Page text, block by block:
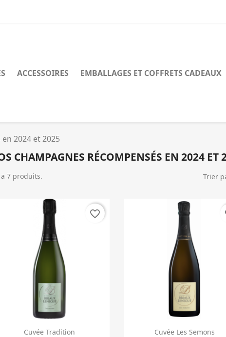
ACCESSOIRES EMBALLAGES ET COFFRETS CADEAUX
2024 et 2025
CHAMPAGNES RÉCOMPENSÉS EN 2024 ET
7 produits. Trier
Aperçu rapide
Cuvée Tradition
favorite_border
Aperçu rapide
Cuvée Les Semons